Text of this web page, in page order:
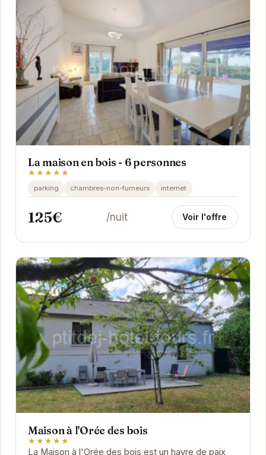
La maison en bois - 6 personnes
★★★★★
parking chambres-non-fumeurs internet
125€ /nuit Voir l'offre
Maison à l'Orée des bois
★★★★★
La Maison à l'Orée des bois est un havre de paix